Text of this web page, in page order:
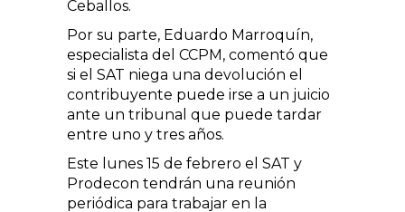
Ceballos.
Por su parte, Eduardo Marroquín,
especialista del CCPM, comentó que
si el SAT niega una devolución el
contribuyente puede irse a un juicio
ante un tribunal que puede tardar
entre uno y tres años.
Este lunes 15 de febrero el SAT y
Prodecon tendrán una reunión
periódica para trabajar en la